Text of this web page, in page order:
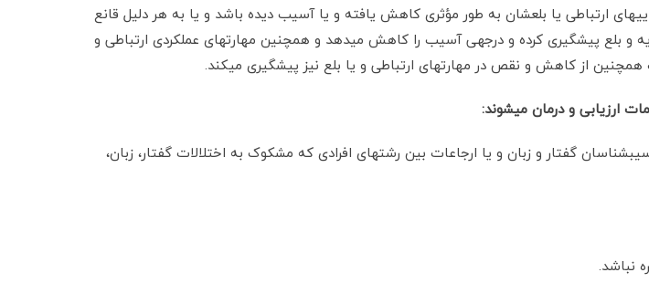
ارتباطی یا بلعشان به طور مؤثری کاهش یافته و یا آسیب دیده باشد و یا به هر دلیل قانع
و بلع پیشگیری کرده و درجه­ی آسیب را کاهش می­دهد و هم­چنین مهارتهای عملکردی ارتباطی و
هم­چنین از کاهش و نقص در مهارت­های ارتباطی و یا بلع نیز پیشگیری می­کند.
ارزیابی و درمان می­شوند:
گفتار و زبان و یا ارجاعات بین رشته­ای افرادی که مشکوک به اختلالات گفتار، زبان،